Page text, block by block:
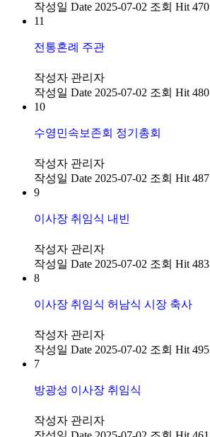
작성일 Date 2025-07-02 조회 Hit 470
11
전통혼례 주관
작성자 관리자
작성일 Date 2025-07-02 조회 Hit 480
10
수영민속보존회 정기총회
작성자 관리자
작성일 Date 2025-07-02 조회 Hit 487
9
이사장 취임식 내빈
작성자 관리자
작성일 Date 2025-07-02 조회 Hit 483
8
이사장 취임식 허남식 시장 축사
작성자 관리자
작성일 Date 2025-07-02 조회 Hit 495
7
방광성 이사장 취임식
작성자 관리자